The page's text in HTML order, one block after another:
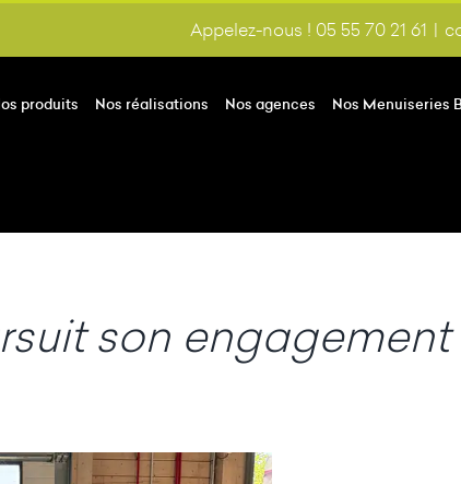
Appelez-nous ! 05 55 70 21 61 |
produits Nos réalisations Nos agences Nos Menuiseries
son